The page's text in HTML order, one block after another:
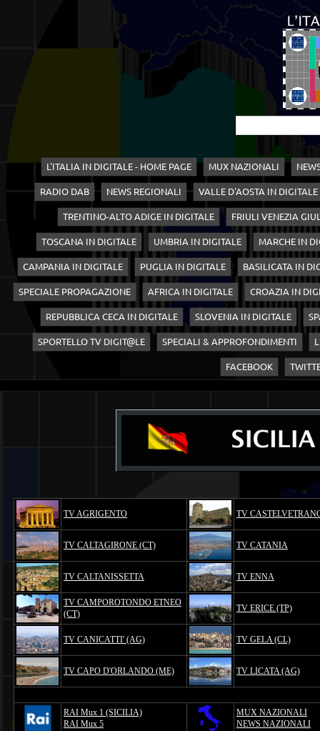
L'ITALIA IN DIGITALE - HOME PAGE MUX NAZIONALI
RADIO DAB NEWS REGIONALI VALLE D'AOSTA IN DIGITALE
TRENTINO-ALTO ADIGE IN DIGITALE FRIULI VENEZIA
TOSCANA IN DIGITALE UMBRIA IN DIGITALE MARCHE IN
CAMPANIA IN DIGITALE PUGLIA IN DIGITALE BASILICATA IN
SPECIALE PROPAGAZIONE AFRICA IN DIGITALE CROAZIA IN
REPUBBLICA CECA IN DIGITALE SLOVENIA IN DIGITALE
SPORTELLO TV DIGIT@LE SPECIALI & APPROFONDIMENTI
FACEBOOK
TV AGRIGENTO TV
TV CALTAGIRONE (CT) TV CATANIA
TV CALTANISSETTA TV ENNA
TV CAMPOROTONDO ETNEO
(CT)
TV ERICE (TP)
TV CANICATTI' (AG) TV GELA (CL)
TV CAPO D'ORLANDO (ME) TV LICATA (AG)
RAI Mux 1 (SICILIA)
RAI Mux 5
MUX NAZIONALI
NEWS NAZIONALI